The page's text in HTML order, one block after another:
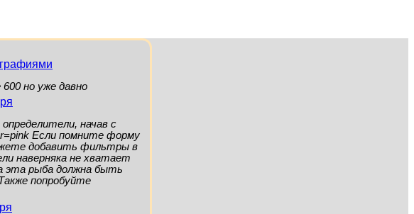
но уже давно
начав с
Если помните форму
добавить фильтры в
наверняка не хватает
эта рыба должна быть
попробуйте